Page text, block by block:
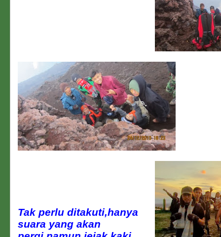
Tak perlu ditakuti,hanya
suara yang akan